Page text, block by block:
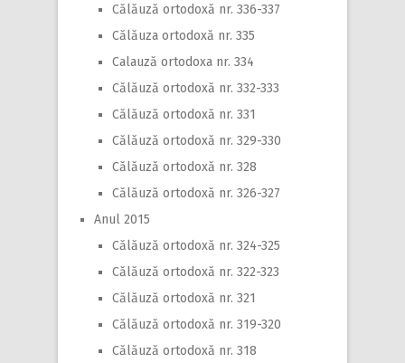
Călăuză ortodoxă nr. 336-337
Călăuza ortodoxă nr. 335
Calauză ortodoxa nr. 334
Călăuză ortodoxă nr. 332-333
Călăuză ortodoxă nr. 331
Călăuză ortodoxă nr. 329-330
Călăuză ortodoxă nr. 328
Călăuză ortodoxă nr. 326-327
Anul 2015
Călăuză ortodoxă nr. 324-325
Călăuză ortodoxă nr. 322-323
Călăuză ortodoxă nr. 321
Călăuză ortodoxă nr. 319-320
Călăuză ortodoxă nr. 318